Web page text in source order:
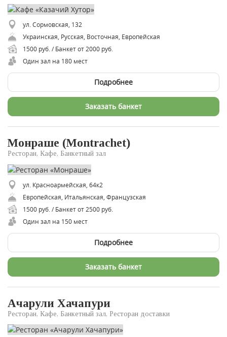
ул. Сормовская, 132
Украинская, Русская, Восточная, Европейская
1500 руб. / Банкет от 2000 руб.
Один зал на 180 мест
Подробнее
Заказать банкет
Монраше (Montrachet)
Ресторан, Кафе, Банкетный зал
ул. Красноармейская, 64к2
Европейская, Итальянская, Французская
1500 руб. / Банкет от 2500 руб.
Один зал на 150 мест
Подробнее
Заказать банкет
Ачарули Хачапури
Ресторан, Кафе, Банкетный зал, Ресторан доставки